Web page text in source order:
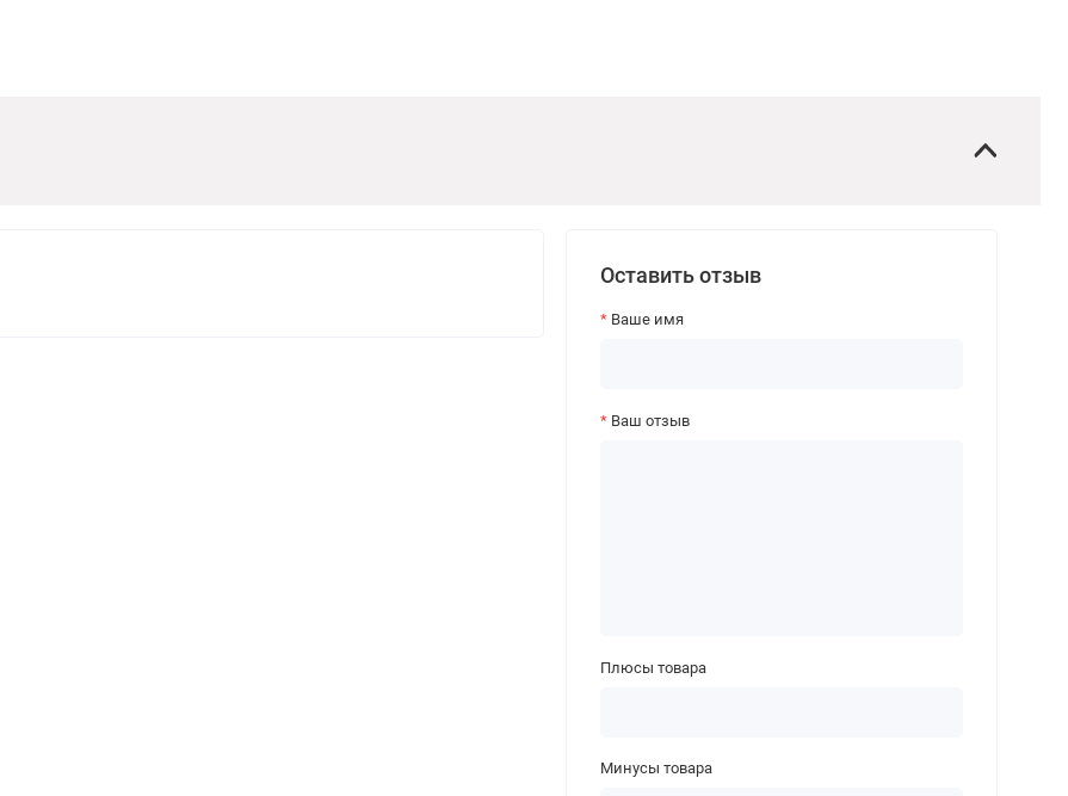
Оставить отзыв
Ваше имя
Ваш отзыв
Плюсы товара
Минусы товара